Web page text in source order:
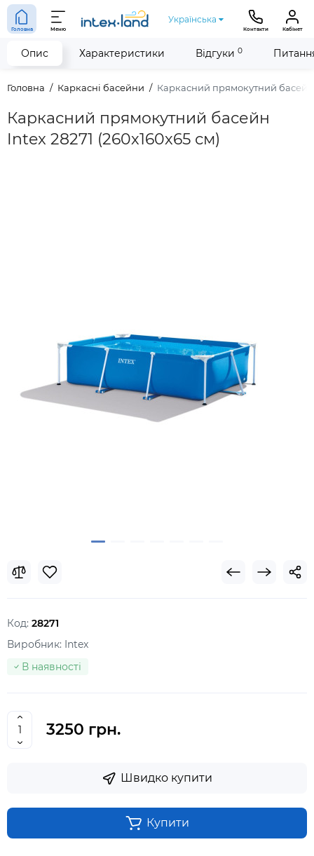
Головна Меню
Українська
Контакти Кабінет
Головна Каркасні басейни Каркасний прямокутний басейн
Каркасний прямокутний басейн
Intex 28271 (260х160х65 см)
Код: 28271
Виробник: Intex
В наявності
3250 грн.
Швидко купити
Купити
Опис Характеристики Відгуки 0